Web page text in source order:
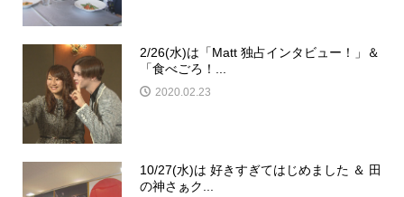
2/26(水)は「Matt 独占インタビュー！」＆
「食べごろ！...
2020.02.23
10/27(水)は 好きすぎてはじめました ＆ 田
の神さぁク...